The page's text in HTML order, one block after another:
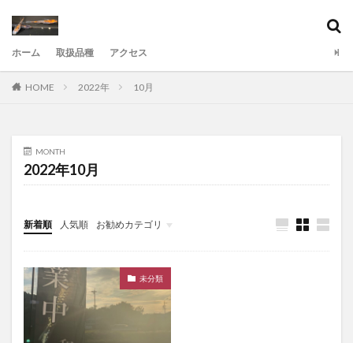
ホーム 取扱品種 アクセス
HOME 2022年 10月
MONTH
2022年10月
新着順 人気順 お勧めカテゴリ
未分類
未分類